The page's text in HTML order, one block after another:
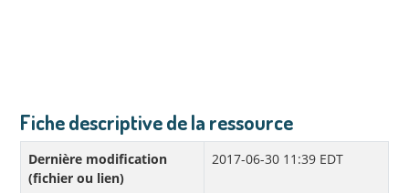
Fiche descriptive de la ressource
Dernière modification
(fichier ou lien)
2017-06-30 11:39 EDT